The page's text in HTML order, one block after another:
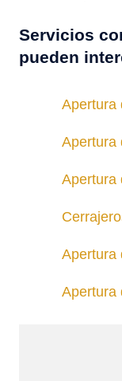
Servicios
pueden
Apertura
Apertura
Apertura
Apertura
Apertura